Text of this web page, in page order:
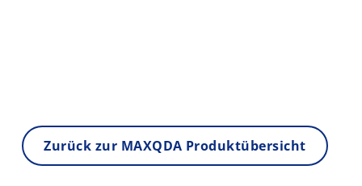
Zurück zur MAXQDA Produktübersicht